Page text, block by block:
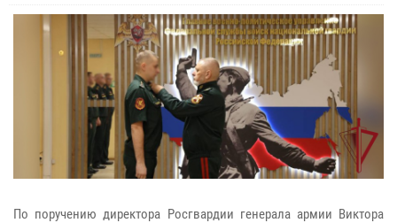
По поручению директора Росгвардии генерала армии Виктора